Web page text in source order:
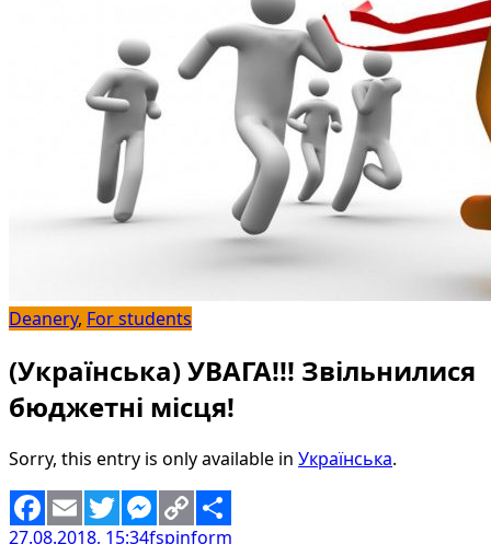
Deanery, For students
(Українська) УВАГА!!! Звільнилися
бюджетні місця!
Sorry, this entry is only available in Українська.
27.08.2018, 15:34fspinform